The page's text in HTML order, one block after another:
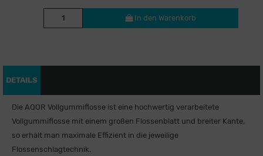
In den Warenkorb
DETAILS
Die AQOR Vollgummiflosse ist eine hochwertig verarbeitete
Vollgummiflosse mit einem großen Flossenblatt und breiter Kante,
so erhält man maximale Effizient in die jeweilige
Flossenschlagtechnik.